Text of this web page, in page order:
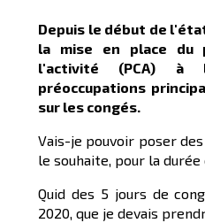
Depuis le début de
la mise en place du
l'activité (PCA) à
préoccupations
sur les congés.
Vais-je pouvoir poser
le souhaite, pour la durée
Quid des 5 jours de
2020, que je devais